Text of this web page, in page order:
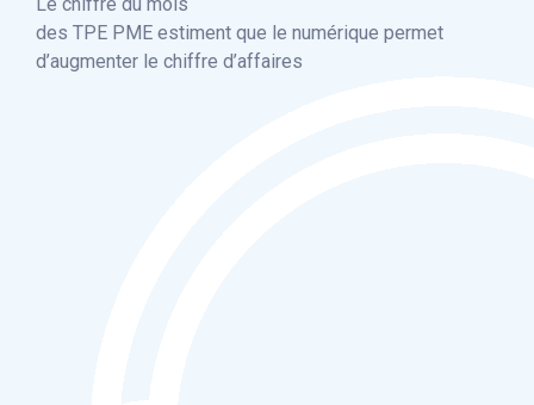
Le chiffre du mois
des TPE PME estiment que le numérique permet
d’augmenter le chiffre d’affaires